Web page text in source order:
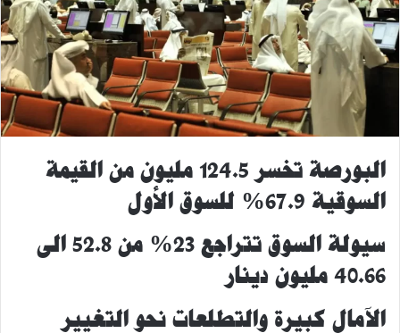
البورصة تخسر 124.5 مليون من القيمة
السوقية 67.9% للسوق الأول
سيولة السوق تتراجع 23% من 52.8 الى
40.66 مليون دينار
الآمال كبيرة والتطلعات نحو التغيير